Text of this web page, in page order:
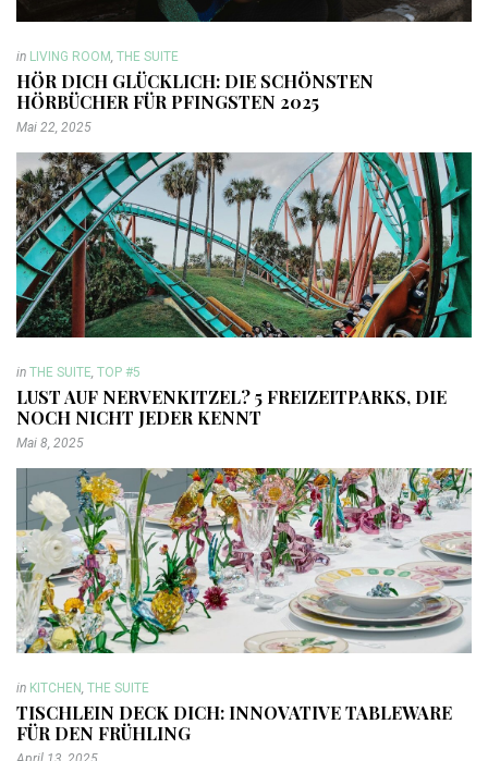
in LIVING ROOM THE SUITE
HÖR DICH GLÜCKLICH: DIE SCHÖNSTEN
HÖRBÜCHER FÜR PFINGSTEN 2025
Mai 22, 2025
in THE SUITE TOP #5
LUST AUF NERVENKITZEL? 5 FREIZEITPARKS, DIE
NOCH NICHT JEDER KENNT
Mai 8, 2025
in KITCHEN THE SUITE
TISCHLEIN DECK DICH: INNOVATIVE TABLEWARE
FÜR DEN FRÜHLING